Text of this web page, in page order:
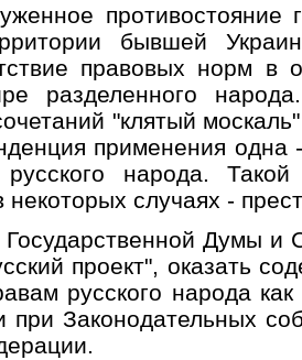
противостояние
бывшей
правовых норм в
разделенного
"клятый
применения одна
русского народа.
случаях -
Думы и
проект", оказать
русского народа
при Законодательных